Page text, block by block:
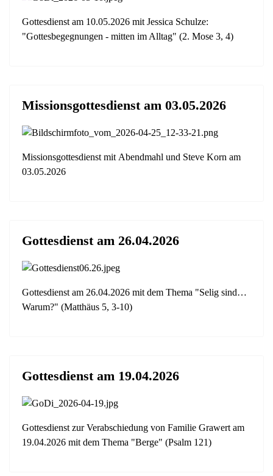
Gottesdienst am 10.05.2026 mit Jessica Schulze:
"Gottesbegegnungen - mitten im Alltag" (2. Mose 3, 4)
Missionsgottesdienst am 03.05.2026
Missionsgottesdienst mit Abendmahl und Steve Korn am
03.05.2026
Gottesdienst am 26.04.2026
Gottesdienst am 26.04.2026 mit dem Thema "Selig sind…
Warum?" (Matthäus 5, 3-10)
Gottesdienst am 19.04.2026
Gottesdienst zur Verabschiedung von Familie Grawert am
19.04.2026 mit dem Thema "Berge" (Psalm 121)